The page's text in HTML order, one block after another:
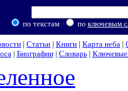
по текстам по ключевым
| Статьи | Книги | Карта неба |
| Биографии| Словарь| Ключевые